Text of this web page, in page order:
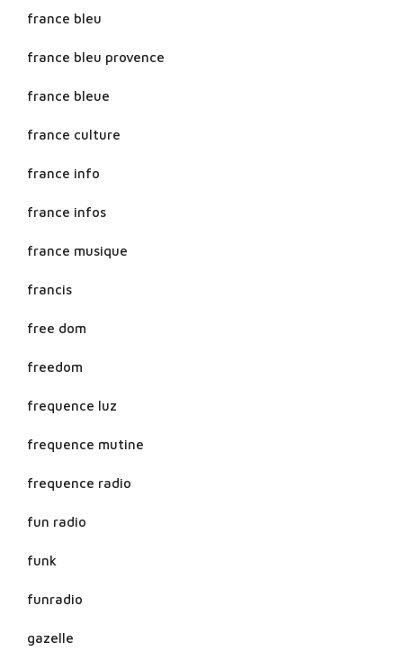
france bleu
france bleu provence
france bleue
france culture
france info
france infos
france musique
francis
free dom
freedom
frequence luz
frequence mutine
frequence radio
fun radio
funk
funradio
gazelle